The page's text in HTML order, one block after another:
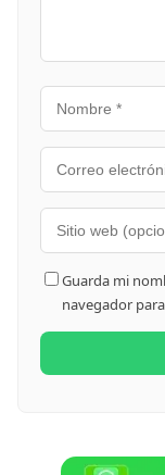
Guarda mi
navegador